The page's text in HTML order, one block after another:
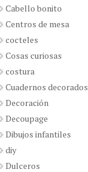
Cabello bonito
Centros de mesa
cocteles
Cosas curiosas
costura
Cuadernos decorados
Decoración
Decoupage
Dibujos infantiles
diy
Dulceros